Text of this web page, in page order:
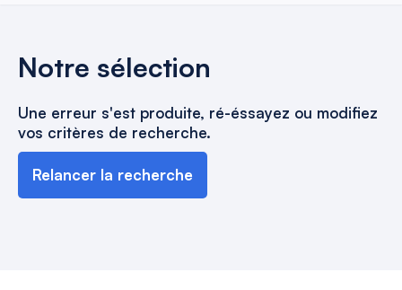
Notre sélection
Une erreur s'est produite, ré-éssayez ou modifiez
vos critères de recherche.
Relancer la recherche